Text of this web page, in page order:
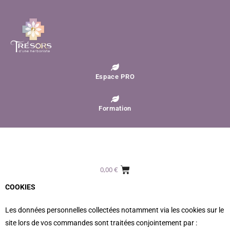
Espace PRO
Formation
0,00€
COOKIES
Les données personnelles collectées notamment via les cookies sur le
site lors de vos commandes sont traitées conjointement par :